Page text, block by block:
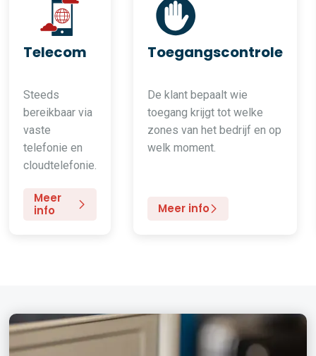
Telecom
Steeds
bereikbaar via
vaste
telefonie en
cloudtelefonie.
Meer
info
Toegangscontrole
De klant bepaalt wie
toegang krijgt tot welke
zones van het bedrijf en op
welk moment.
Meer info